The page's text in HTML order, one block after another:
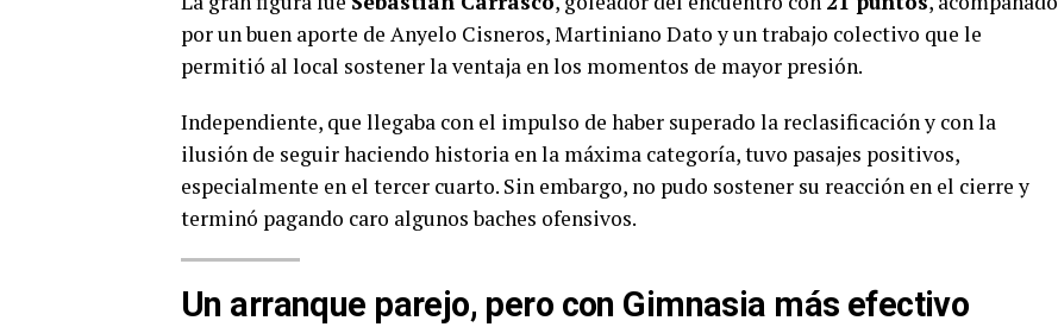
por un buen aporte de Anyelo Cisneros, Martiniano Dato y un trabajo colectivo que le
permitió al local sostener la ventaja en los momentos de mayor presión.
Independiente, que llegaba con el impulso de haber superado la reclasificación y con la
ilusión de seguir haciendo historia en la máxima categoría, tuvo pasajes positivos,
especialmente en el tercer cuarto. Sin embargo, no pudo sostener su reacción en el cierre y
terminó pagando caro algunos baches ofensivos.
Un arranque parejo, pero con Gimnasia más efectivo